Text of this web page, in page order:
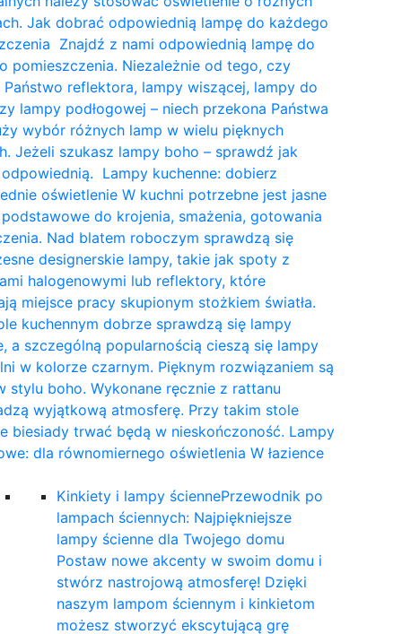
Jak dobrać odpowiednią lampę do każdego
Znajdź z nami odpowiednią lampę do
pomieszczenia. Niezależnie od tego, czy
Państwo reflektora, lampy wiszącej, lampy do
lampy podłogowej – niech przekona Państwa
wybór różnych lamp w wielu pięknych
Jeżeli szukasz lampy boho – sprawdź jak
Lampy kuchenne: dobierz
oświetlenie W kuchni potrzebne jest jasne
podstawowe do krojenia, smażenia, gotowania
Nad blatem roboczym sprawdzą się
designerskie lampy, takie jak spoty z
halogenowymi lub reflektory, które
miejsce pracy skupionym stożkiem światła.
kuchennym dobrze sprawdzą się lampy
a szczególną popularnością cieszą się lampy
w kolorze czarnym. Pięknym rozwiązaniem są
stylu boho. Wykonane ręcznie z rattanu
wyjątkową atmosferę. Przy takim stole
biesiady trwać będą w nieskończoność. Lampy
dla równomiernego oświetlenia W łazience
Kinkiety i lampy ściennePrzewodnik po
lampach ściennych: Najpiękniejsze
lampy ścienne dla Twojego domu
Postaw nowe akcenty w swoim domu i
stwórz nastrojową atmosferę! Dzięki
naszym lampom ściennym i kinkietom
możesz stworzyć ekscytującą grę